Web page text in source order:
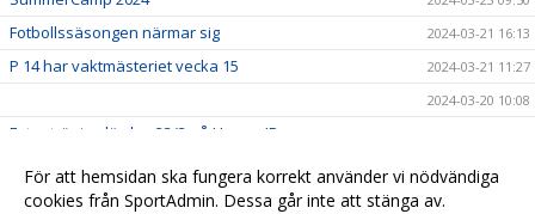
Fotbollssäsongen närmar sig 2024-03-21 16:13
P 14 har vaktmästeriet vecka 15
2024-03-21 11:27
2024-03-20 10:08
Extra träning lördag 23/3 på Hamre IP
2024-03-08 10:16
SSK P14 Fotboll - Ny plattform SportAdmin 2024-03-03 20:15
För att hemsidan ska fungera korrekt använder vi nödvändiga
cookies från SportAdmin. Dessa går inte att stänga av.